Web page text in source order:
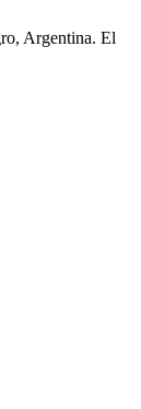
Argentina. El